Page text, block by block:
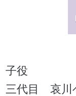
子役
三代目
哀川